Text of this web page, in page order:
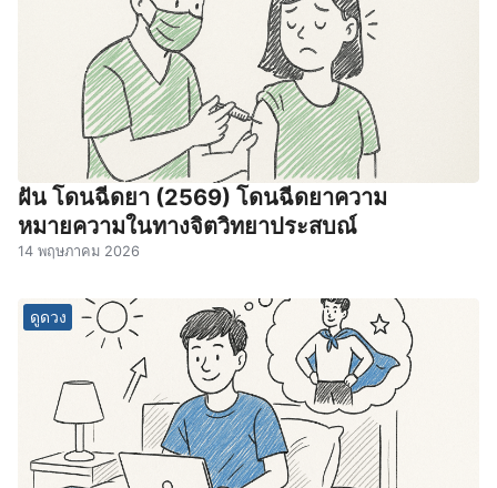
ฝัน โดนฉีดยา (2569) โดนฉีดยาความ
หมายความในทางจิตวิทยาประสบณ์
14 พฤษภาคม 2026
ดูดวง